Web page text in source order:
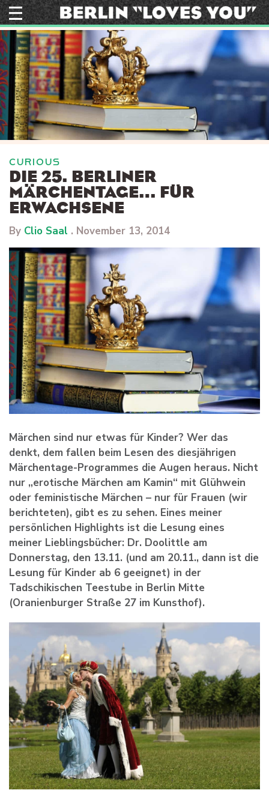
Skip
to
content
CURIOUS
DIE 25. BERLINER
MÄRCHENTAGE… FÜR
ERWACHSENE
By Clio Saal . November 13, 2014
Märchen sind nur etwas für Kinder? Wer das
denkt, dem fallen beim Lesen des diesjährigen
Märchentage-Programmes die Augen heraus. Nicht
nur „erotische Märchen am Kamin“ mit Glühwein
oder feministische Märchen – nur für Frauen (wir
berichteten), gibt es zu sehen. Eines meiner
persönlichen Highlights ist die Lesung eines
meiner Lieblingsbücher: Dr. Doolittle am
Donnerstag, den 13.11. (und am 20.11., dann ist die
Lesung für Kinder ab 6 geeignet) in der
Tadschikischen Teestube in Berlin Mitte
(Oranienburger Straße 27 im Kunsthof).